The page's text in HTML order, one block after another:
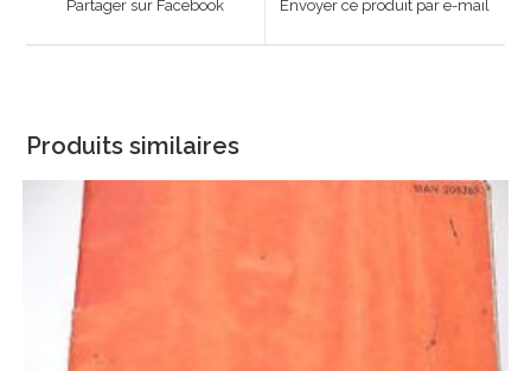
Partager sur Facebook
new
Envoyer ce produit par e-mail
Produits similaires